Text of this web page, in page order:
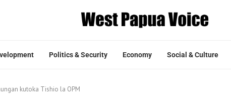
Politics & Security Economy Social & Culture
kutoka Tishio la OPM